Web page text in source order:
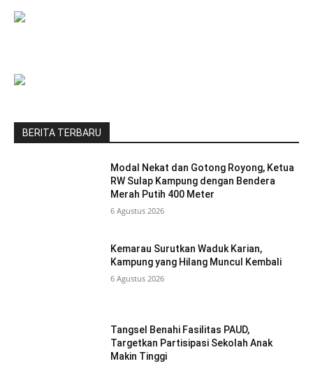
BERITA TERBARU
Modal Nekat dan Gotong Royong, Ketua
RW Sulap Kampung dengan Bendera
Merah Putih 400 Meter
6 Agustus 2026
Kemarau Surutkan Waduk Karian,
Kampung yang Hilang Muncul Kembali
6 Agustus 2026
Tangsel Benahi Fasilitas PAUD,
Targetkan Partisipasi Sekolah Anak
Makin Tinggi